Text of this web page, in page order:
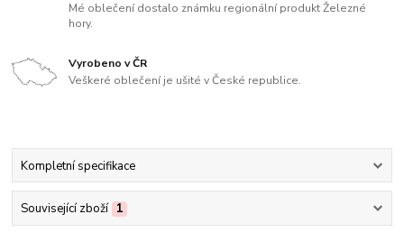
Mé oblečení dostalo známku regionální produkt Železné
hory.
Vyrobeno v ČR
Veškeré oblečení je ušité v České republice.
Kompletní specifikace
Související zboží 1